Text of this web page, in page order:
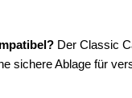
Der Classic
sichere Ablage für